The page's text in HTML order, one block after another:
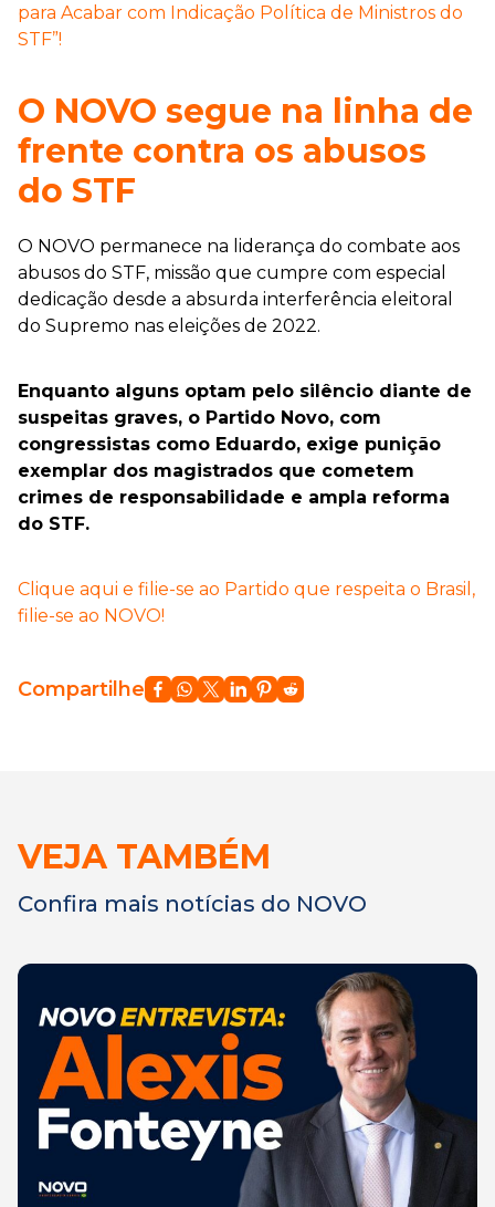
para Acabar com Indicação Política de Ministros do
STF”!
O NOVO segue na linha de
frente contra os abusos
do STF
O NOVO permanece na liderança do combate aos
abusos do STF, missão que cumpre com especial
dedicação desde a absurda interferência eleitoral
do Supremo nas eleições de 2022.
Enquanto alguns optam pelo silêncio diante de
suspeitas graves, o Partido Novo, com
congressistas como Eduardo, exige punição
exemplar dos magistrados que cometem
crimes de responsabilidade e ampla reforma
do STF.
Clique aqui e filie-se ao Partido que respeita o Brasil,
filie-se ao NOVO!
Compartilhe
VEJA TAMBÉM
Confira mais notícias do NOVO